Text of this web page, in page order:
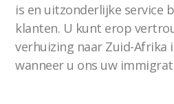
is en uitzonderlijke service
klanten. U kunt erop
verhuizing naar Zuid-Afrika
wanneer u ons uw